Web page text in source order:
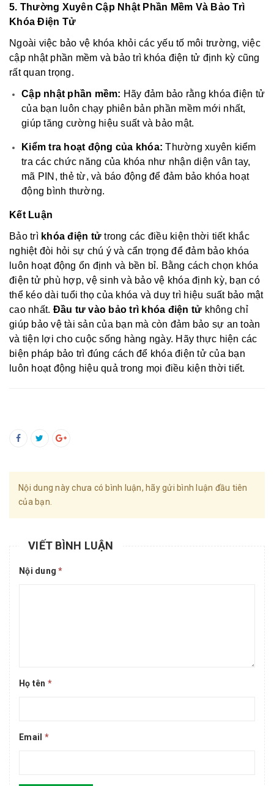
5. Thường Xuyên Cập Nhật Phần Mềm Và Bảo Trì
Khóa Điện Tử
Ngoài việc bảo vệ khóa khỏi các yếu tố môi trường, việc
cập nhật phần mềm và bảo trì khóa điện tử định kỳ cũng
rất quan trọng.
Cập nhật phần mềm: Hãy đảm bảo rằng khóa điện tử
của bạn luôn chạy phiên bản phần mềm mới nhất,
giúp tăng cường hiệu suất và bảo mật.
Kiểm tra hoạt động của khóa: Thường xuyên kiểm
tra các chức năng của khóa như nhận diện vân tay,
mã PIN, thẻ từ, và báo động để đảm bảo khóa hoạt
động bình thường.
Kết Luận
Bảo trì khóa điện tử trong các điều kiện thời tiết khắc
nghiệt đòi hỏi sự chú ý và cẩn trọng để đảm bảo khóa
luôn hoạt động ổn định và bền bỉ. Bằng cách chọn khóa
điện tử phù hợp, vệ sinh và bảo vệ khóa định kỳ, bạn có
thể kéo dài tuổi thọ của khóa và duy trì hiệu suất bảo mật
cao nhất. Đầu tư vào bảo trì khóa điện tử không chỉ
giúp bảo vệ tài sản của bạn mà còn đảm bảo sự an toàn
và tiện lợi cho cuộc sống hàng ngày. Hãy thực hiện các
biện pháp bảo trì đúng cách để khóa điện tử của bạn
luôn hoạt động hiệu quả trong mọi điều kiện thời tiết.
Nội dung này chưa có bình luận, hãy gửi bình luận đầu tiên
của bạn.
VIẾT BÌNH LUẬN
Nội dung*
Họ tên *
Email *